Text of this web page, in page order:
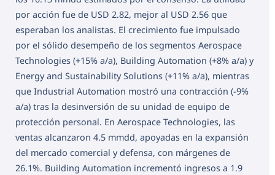
por acción fue de USD 2.82, mejor al USD 2.56 que
esperaban los analistas. El crecimiento fue impulsado
por el sólido desempeño de los segmentos Aerospace
Technologies (+15% a/a), Building Automation (+8% a/a) y
Energy and Sustainability Solutions (+11% a/a), mientras
que Industrial Automation mostró una contracción (-9%
a/a) tras la desinversión de su unidad de equipo de
protección personal. En Aerospace Technologies, las
ventas alcanzaron 4.5 mmdd, apoyadas en la expansión
del mercado comercial y defensa, con márgenes de
26.1%. Building Automation incrementó ingresos a 1.9